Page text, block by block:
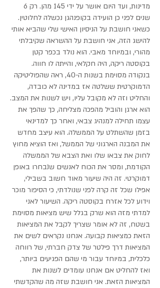
מדינות, ועד היום אושר על ידי 145 מהן. רק 6
שנים לפני כן הועידה בקופנהגן נכשלה לחלוטין.
כשאני חושבת על הניסיון האישי שלי שהביא אותי
להישג הזה, אני חושבת על ההשראה שקיבלתי
מהורי, ובמיוחד מאבי. הוא נולד בכפר קטן
בקוסטה ריקה, היה חקלאי, והייתה לו חווה.
בנקודה מסוימת בשנות ה-40, ראה שהפוליטיקה
הדמוקרטית ששלטה אז במדינה לא כובדה,
והחליט וזה לא מקובל עליו, ויש לשנות את המצב.
הוא ארגן והוביל מהפכה מצליחה, כך שהפך את
עצמו תחילה למנהיג צבאי, ואחר כך למדינאי
בזמן שהשתלט על הממשלה. הוא עיצב מחדש
את המבנה הארגוני של הממשל, ואז הוציא מחוץ
לחוק את צבאו שלו ואת הצבא של הממשלה
הקודמת, ומסר את הכוח לאנשים שנבחרו באופן
דמוקרטי. זה היה שיעור מאוד חשוב בשבילי,
אפילו שכל זה קרה לפני שנולדתי, כי הסיפור מוכר
וידוע לכל אזרח בקוסטה ריקה. השיעור לאני
למדתי מזה הוא שרק בגלל שיש מציאות מסוימת
בשטח, זה לא אומר שצריך לקבל את המציאות
הזאת כמציאות קבועה. אנחנו נקראים לשים את
המציאות דרך פילטר של צדק חברתי, של רווחה
כלכלית, במיוחד עבור מי שהם הפגיעים ביותר,
ואז להחליט אם אנחנו עומדים לשנות את
המציאות הזאת. אני חושבת שזה מה שהקדשתי